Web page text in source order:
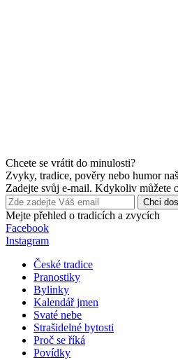
Chcete se vrátit do minulosti?
Zvyky, tradice, pověry nebo humor
Zadejte svůj e-mail. Kdykoliv můžete
Chci
Mejte přehled o tradicích a zvycích
Facebook
Instagram
České tradice
Pranostiky
Bylinky
Kalendář jmen
Svaté nebe
Strašidelné bytosti
Proč se říká
Povídky